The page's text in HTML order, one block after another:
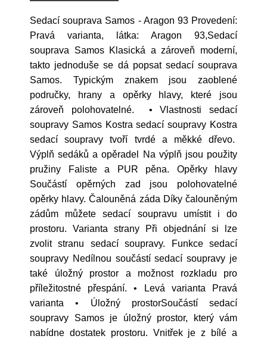
Sedací souprava Samos - Aragon 93 Provedení:
Pravá varianta, látka: Aragon 93,Sedací
souprava Samos Klasická a zároveň moderní,
takto jednoduše se dá popsat sedací souprava
Samos. Typickým znakem jsou zaoblené
područky, hrany a opěrky hlavy, které jsou
zároveň polohovatelné. • Vlastnosti sedací
soupravy Samos Kostra sedací soupravy Kostra
sedací soupravy tvoří tvrdé a měkké dřevo.
Výplň sedáků a opěradel Na výplň jsou použity
pružiny Faliste a PUR pěna. Opěrky hlavy
Součástí opěrných zad jsou polohovatelné
opěrky hlavy. Čalouněná záda Díky čalouněným
zádům můžete sedací soupravu umístit i do
prostoru. Varianta strany Při objednání si lze
zvolit stranu sedací soupravy. Funkce sedací
soupravy Nedílnou součástí sedací soupravy je
také úložný prostor a možnost rozkladu pro
příležitostné přespání. • Levá varianta Pravá
varianta • Úložný prostorSoučástí sedací
soupravy Samos je úložný prostor, který vám
nabídne dostatek prostoru. Vnitřek je z bílé a